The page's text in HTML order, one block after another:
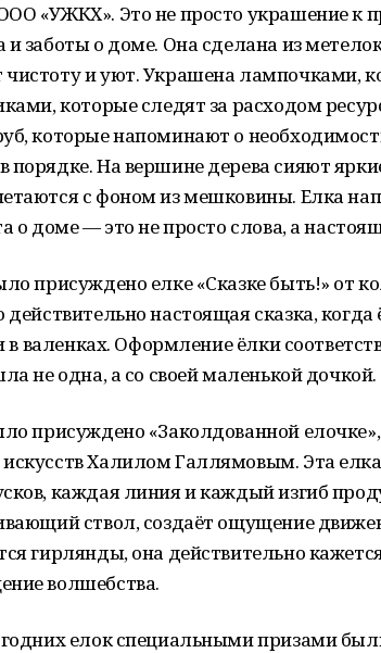
«УЖКХ». Это не просто украшение к
заботы о доме. Она сделана из
и уют. Украшена лампочками,
которые следят за расходом
которые напоминают о
порядке.На вершине дерева сияют
с фоном из мешковины. Елка
о доме — это не просто слова, а
присуждено елке «Сказке быть!» от
действительно настоящая сказка,
в валенках. Оформление ёлки
не одна, а со своей маленькой дочкой.
присуждено «Заколдованной
Халилом Галлямовым. Эта
каждая линия и каждый изгиб
ствол, создаёт ощущение
гирлянды, она действительно
волшебства.
елок специальными призами